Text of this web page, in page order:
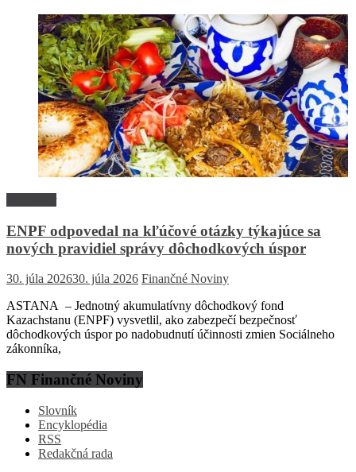
ENPF odpovedal na kľúčové otázky týkajúce sa
nových pravidiel správy dôchodkových úspor
30. júla 202630. júla 2026 Finančné Noviny
ASTANA – Jednotný akumulatívny dôchodkový fond
Kazachstanu (ENPF) vysvetlil, ako zabezpečí bezpečnosť
dôchodkových úspor po nadobudnutí účinnosti zmien Sociálneho
zákonníka,
FN Finančné Noviny
Slovník
Encyklopédia
RSS
Redakčná rada